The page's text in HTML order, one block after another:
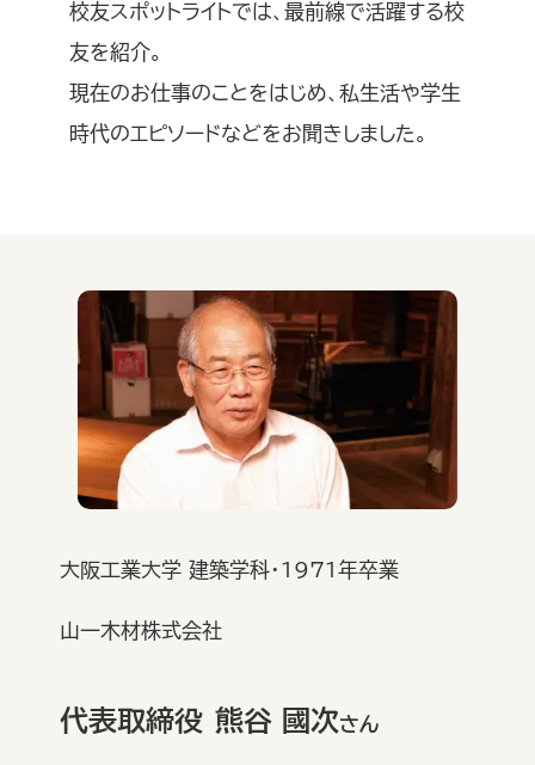
校友スポットライトでは、最前線で活躍する校
友を紹介。
現在のお仕事のことをはじめ、私生活や学生
時代のエピソードなどをお聞きしました。
大阪工業大学 建築学科・1971年卒業
山一木材株式会社
代表取締役 熊谷 國次さん